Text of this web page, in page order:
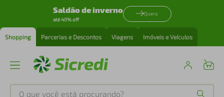
Saldão de inverno
até 40% off
Quero
Shopping Parcerias e Descontos Viagens Imóveis e Veículos
O que você está procurando?